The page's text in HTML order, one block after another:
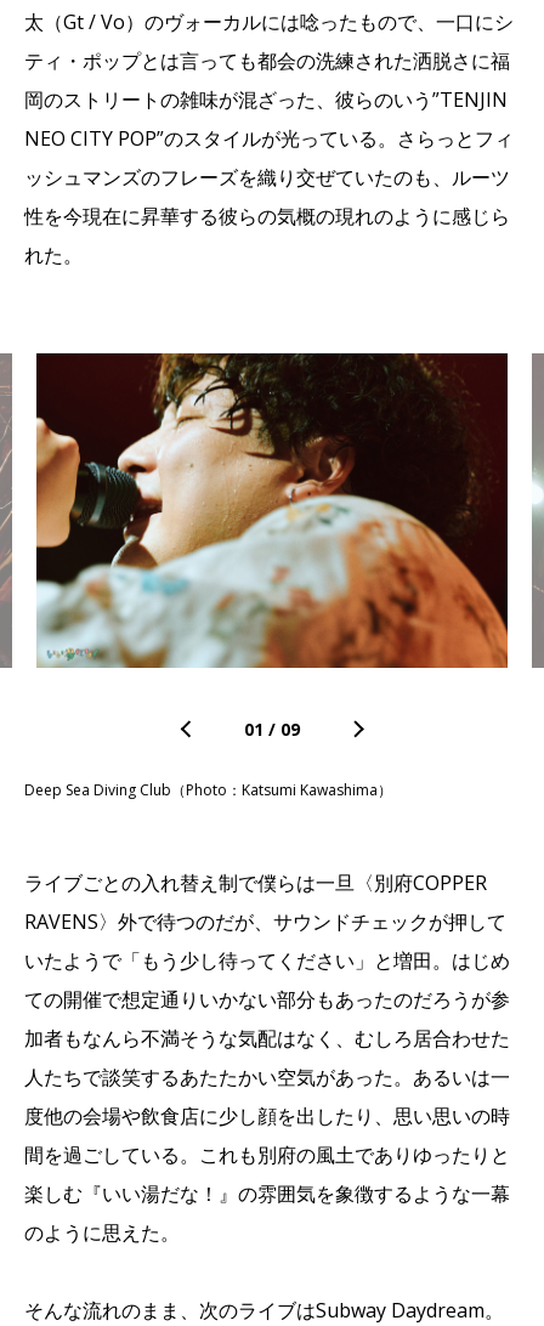
太（Gt / Vo）のヴォーカルには唸ったもので、一口にシ
ティ・ポップとは言っても都会の洗練された洒脱さに福
岡のストリートの雑味が混ざった、彼らのいう”TENJIN
NEO CITY POP”のスタイルが光っている。さらっとフィ
ッシュマンズのフレーズを織り交ぜていたのも、ルーツ
性を今現在に昇華する彼らの気概の現れのように感じら
れた。
01 / 09
Deep Sea Diving Club（Photo：Katsumi Kawashima）
ライブごとの入れ替え制で僕らは一旦〈別府COPPER
RAVENS〉外で待つのだが、サウンドチェックが押して
いたようで「もう少し待ってください」と増田。はじめ
ての開催で想定通りいかない部分もあったのだろうが参
加者もなんら不満そうな気配はなく、むしろ居合わせた
人たちで談笑するあたたかい空気があった。あるいは一
度他の会場や飲食店に少し顔を出したり、思い思いの時
間を過ごしている。これも別府の風土でありゆったりと
楽しむ『いい湯だな！』の雰囲気を象徴するような一幕
のように思えた。
そんな流れのまま、次のライブはSubway Daydream。